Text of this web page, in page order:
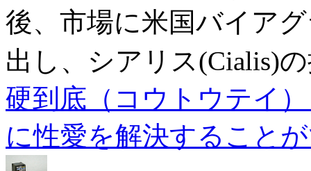
後、市場に米国バイア
出し、シアリス(Cialis)
硬到底（コウトウテイ
に性愛を解決すること